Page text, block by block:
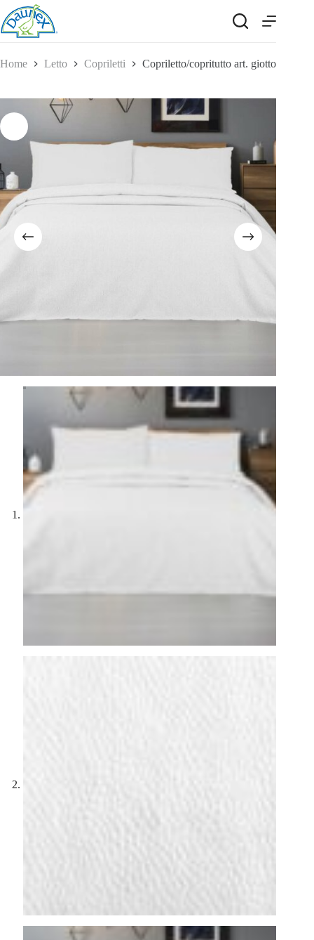
Salta
al
contenuto
Home Letto Copriletti Copriletto/copritutto art. giotto